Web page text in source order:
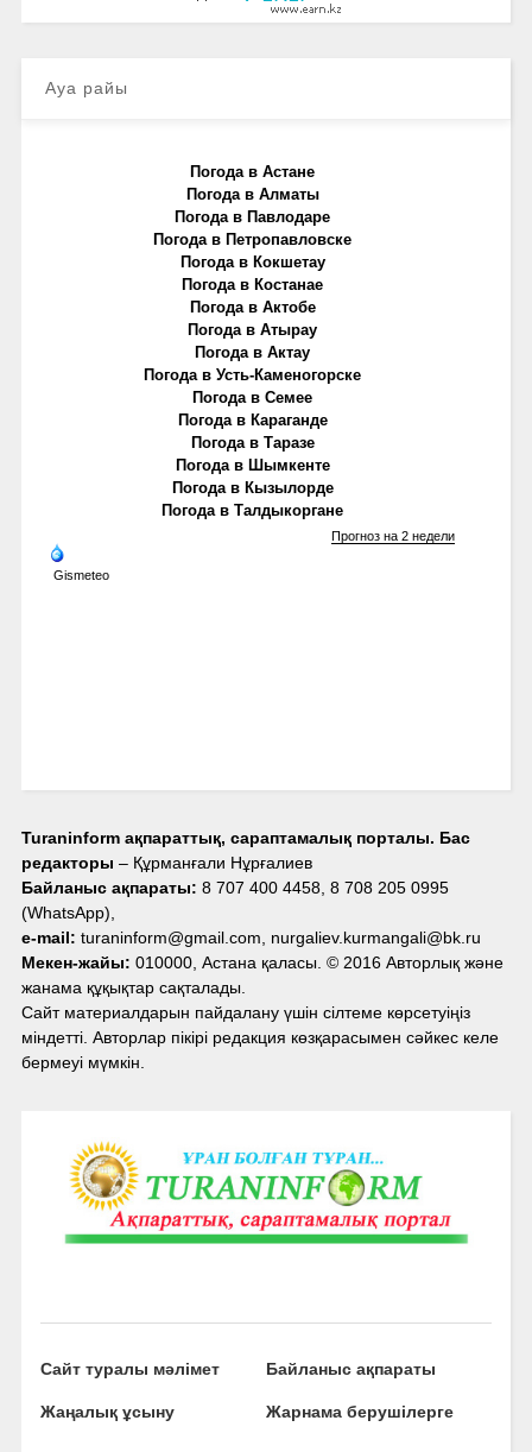
Ауа райы
Погода в Астане
Погода в Алматы
Погода в Павлодаре
Погода в Петропавловске
Погода в Кокшетау
Погода в Костанае
Погода в Актобе
Погода в Атырау
Погода в Актау
Погода в Усть-Каменогорске
Погода в Семее
Погода в Караганде
Погода в Таразе
Погода в Шымкенте
Погода в Кызылорде
Погода в Талдыкоргане
Gismeteo
Прогноз на 2 недели
Turaninform ақпараттық, сараптамалық порталы. Бас
редакторы – Құрманғали Нұрғалиев
Байланыс ақпараты: 8 707 400 4458, 8 708 205 0995
(WhatsApp),
e-mail: turaninform@gmail.com, nurgaliev.kurmangali@bk.ru
Мекен-жайы: 010000, Астана қаласы. © 2016 Авторлық және
жанама құқықтар сақталады.
Сайт материалдарын пайдалану үшін сілтеме көрсетуіңіз
міндетті. Авторлар пікірі редакция көзқарасымен сәйкес келе
бермеуі мүмкін.
Сайт туралы мәлімет Байланыс ақпараты
Жаңалық ұсыну Жарнама берушілерге